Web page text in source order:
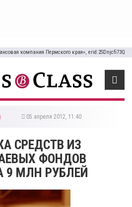
компания Пермского края», erid:2SDnjcfi73Q
05 апреля 2012, 11:40
СРЕДСТВ ИЗ
ФОНДОВ
9 МЛН РУБЛЕЙ